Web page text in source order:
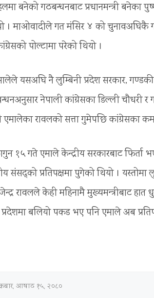
बनेको गठबन्धनबाट प्रधानमन्त्री बनेका
माओवादीले गत मंसिर ४ को चुनावअघिकै
पोल्टामा परेको थियो ।
यसअघि नै लुम्बिनी प्रदेश सरकार,
नेपाली कांग्रेसका डिल्ली चौधरी र
एमालेका रावलको सत्ता गुमेपछि कांग्रेसका
१५ गते एमाले केन्द्रीय सरकारबाट फिर्ता
संसद्को प्रतिपक्षमा पुगेको थियो ।
रावलले केही महिनामै मुख्यमन्त्रीबाट
बलियो पकड भए पनि एमाले अब
आषाढ १५, २०८०